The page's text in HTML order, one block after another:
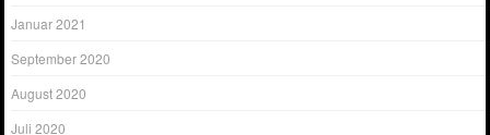
Januar 2021
September 2020
August 2020
Juli 2020